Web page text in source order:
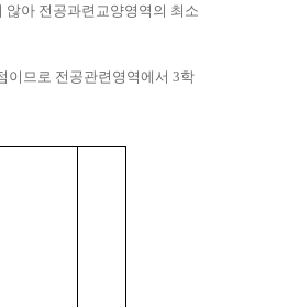
아 전공과련교양영역의 최소
이므로 전공관련영역에서 3학